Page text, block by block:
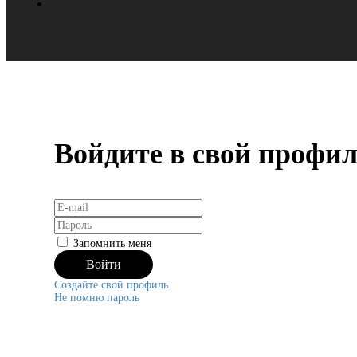
Войдите в свой
Запомнить меня
Создайте свой профиль
Не помню пароль